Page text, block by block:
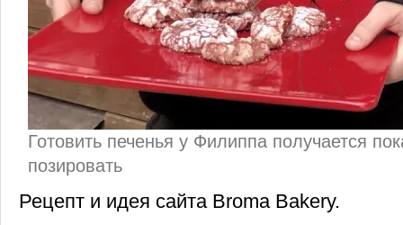
Готовить печенья у Филиппа получается
позировать
Рецепт и идея сайта Broma Bakery.